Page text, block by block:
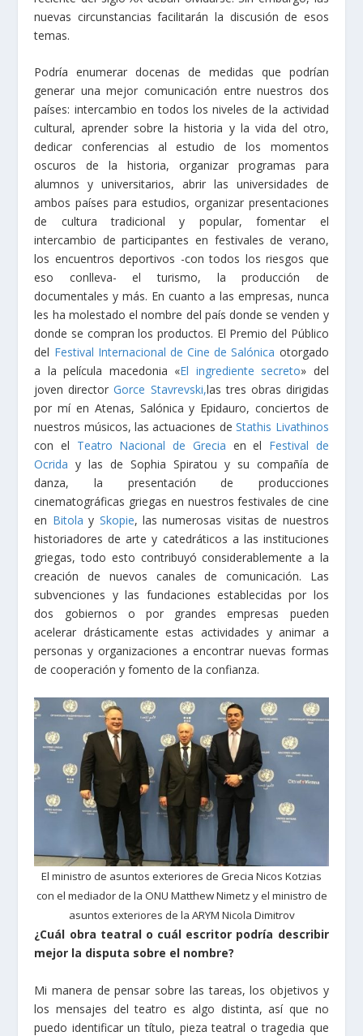
nuevas circunstancias facilitarán la discusión de esos
temas.
Podría enumerar docenas de medidas que podrían
generar una mejor comunicación entre nuestros dos
países: intercambio en todos los niveles de la actividad
cultural, aprender sobre la historia y la vida del otro,
dedicar conferencias al estudio de los momentos
oscuros de la historia, organizar programas para
alumnos y universitarios, abrir las universidades de
ambos países para estudios, organizar presentaciones
de cultura tradicional y popular, fomentar el
intercambio de participantes en festivales de verano,
los encuentros deportivos -con todos los riesgos que
eso conlleva- el turismo, la producción de
documentales y más. En cuanto a las empresas, nunca
les ha molestado el nombre del país donde se venden y
donde se compran los productos. El Premio del Público
del Festival Internacional de Cine de Salónica otorgado
a la película macedonia «El ingrediente secreto» del
joven directorGorce Stavrevski,las tres obras dirigidas
por mí en Atenas, Salónica y Epidauro, conciertos de
nuestros músicos, las actuaciones deStathis Livathinos
con el Teatro Nacional de Grecia en el Festival de
Ocriday las de Sophia Spiratou y su compañía de
danza, la presentación de producciones
cinematográficas griegas en nuestros festivales de cine
en Bitola y Skopie, las numerosas visitas de nuestros
historiadores de arte y catedráticos a las instituciones
griegas, todo esto contribuyó considerablemente a la
creación de nuevos canales de comunicación. Las
subvenciones y las fundaciones establecidas por los
dos gobiernos o por grandes empresas pueden
acelerar drásticamente estas actividades y animar a
personas y organizaciones a encontrar nuevas formas
de cooperación y fomento de la confianza.
El ministro de asuntos exteriores de Grecia Nicos Kotzias
con el mediador de la ONU Matthew Nimetz y el ministro de
asuntos exteriores de la ARYM Nicola Dimitrov
¿Cuál obra teatral o cuál escritor podría describir
mejor la disputa sobre el nombre?
Mi manera de pensar sobre las tareas, los objetivos y
los mensajes del teatro es algo distinta, así que no
puedo identificar un título, pieza teatral o tragedia que